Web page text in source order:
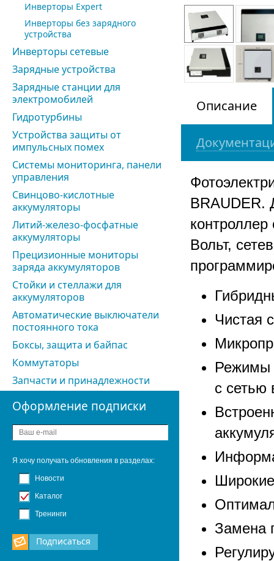
Инверторы Expert
Инверторы без зарядного
устройства
Инверторы сетевые
Зарядные устройства
Зарядные станции для
электромобилей
Гидротурбины
Устройства защиты от
импульсных помех
Системы мониторинга, панели
управления
Свинцово-кислотные
аккумуляторы
Литий-железо-фосфатные
аккумуляторы
Прецизионные мониторы
заряда аккумуляторов
Стойки и стеллажи для
аккумуляторов
Автоматические выключатели
постоянного тока
Боксы, защита и байпас
Коммутаторы
Запчасти и принадлежности
Оформление подписки
Я хочу получать обновления в разделах:
Новости
Каталог
Тренинги
Подписаться
Описание
BRAUDER.
Вольт,
Чистая
Режимы
с сетью
Замена